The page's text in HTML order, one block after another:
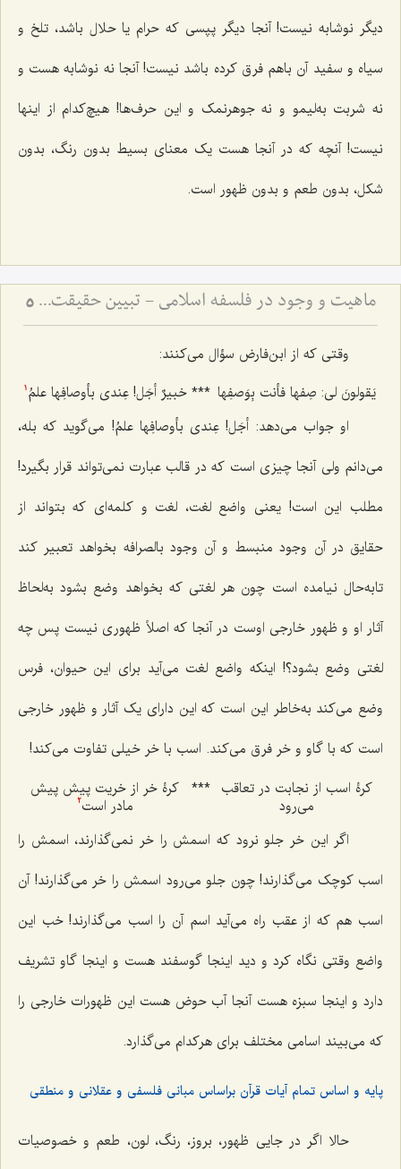
دیگر نوشابه نیست! آنجا دیگر پپسی که حرام یا حلال باشد، تلخ و
سیاه و سفید آن باهم فرق کرده باشد نیست! آنجا نه نوشابه هست و
نه شربت به‌لیمو و نه جوهرنمک و این حرف‌ها! هیچ‌کدام از اینها
نیست! آنچه که در آنجا هست یک معنای بسیط بدون رنگ، بدون
شکل، بدون طعم و بدون ظهور است.
ماهیت و وجود در فلسفه اسلامی - تبیین حقیقت ماهیت و نسبت آن با وجود و آثار خارجی 5
وقتی که از ابن‌فارض سؤال‌ می‌کنند:
یَقولونَ لی: صِفها فأنت بِوَصفِها *** خبیرٌ أجَل! عِندی بأوصافِها علمُ‌ 1
او جواب می‌دهد: أجَل! عِندی بأوصافِها علمُ! ‌ می‌گوید که بله،‌
می‌دانم ولی آنجا چیزی است که در قالب عبارت‌ نمی‌تواند قرار بگیرد!
مطلب این است! یعنی واضع لغت، لغت و کلمه‌ای که بتواند از
حقایق در آن وجود منبسط و آن وجود بالصرافه‌ بخواهد تعبیر کند
تابه‌حال نیامده است چون هر لغتی که بخواهد وضع بشود به‌لحاظ
آثار او و ظهور خارجی اوست در آنجا که اصلاً ظهوری نیست پس چه
لغتی وضع بشود؟! اینکه واضع لغت‌ می‌آید برای این حیوان، فرس
وضع‌ می‌کند به‌خاطر این است که این دارای یک آثار و ظهور خارجی
است که با گاو و خر فرق‌ می‌کند. اسب با خر خیلی تفاوت‌ می‌کند!
کرۀ اسب از نجابت در تعاقب‌
می‌رود
*** کرۀ خر از خریت پیش پیش
مادر است2
اگر این خر جلو نرود که اسمش را خر‌ نمی‌گذارند، اسمش را‌
اسب کوچک می‌گذارند! چون جلو‌ می‌رود اسمش را‌ خر می‌گذارند! آن
اسب هم که از عقب راه‌ می‌آید اسم آن را اسب می‌گذارند! خب این
واضع وقتی نگاه کرد و دید اینجا گوسفند هست و اینجا گاو تشریف
دارد و اینجا سبزه هست آنجا آب حوض هست این ظهورات خارجی را
که‌ می‌بیند اسامی مختلف برای هرکدام‌ می‌گذارد.
پایه و اساس تمام آیات قرآن براساس مبانی فلسفی و عقلانی و منطقی
حالا اگر در جایی ظهور، بروز، رنگ، لون، طعم و خصوصیات